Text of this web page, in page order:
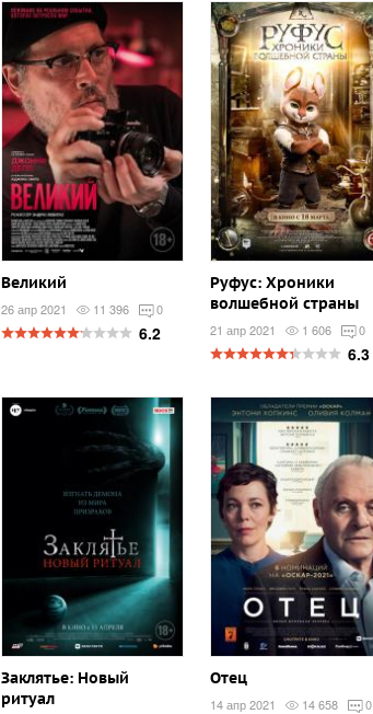
Великий
26 апр 2021 11 396 0
6.2
Руфус: Хроники
волшебной страны
21 апр 2021 1 606 0
6.3
Заклятье: Новый
ритуал
Отец
14 апр 2021 14 658 0